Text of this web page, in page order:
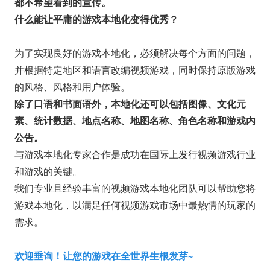
什么能让平庸的游戏本地化变得优秀？
为了实现良好的游戏本地化，必须解决每个方面的问题，
并根据特定地区和语言改编视频游戏，同时保持原版游戏
的风格、风格和用户体验。
除了口语和书面语外， 本地化还可以包括图像、文化元
素、统计数据、地点名称、地图名称、角色名称和游戏内
公告。
与游戏本地化专家合作是成功在国际上发行视频游戏行业
和游戏的关键。
我们专业且经验丰富的视频游戏本地化团队可以帮助您将
游戏本地化，以满足任何视频游戏市场中最热情的玩家的
需求。
欢迎垂询！让您的游戏在全世界生根发芽~